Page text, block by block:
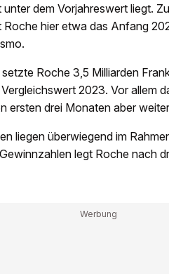
dem Vorjahreswert liegt.
hier etwa das Anfang
Roche 3,5 Milliarden
2023. Vor allem
ersten drei Monaten aber
liegen überwiegend im
legt Roche nach